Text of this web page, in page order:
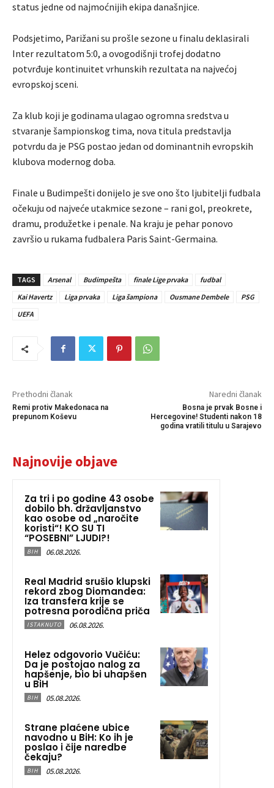
status jedne od najmoćnijih ekipa današnjice.
Podsjetimo, Parižani su prošle sezone u finalu deklasirali
Inter rezultatom 5:0, a ovogodišnji trofej dodatno
potvrđuje kontinuitet vrhunskih rezultata na najvećoj
evropskoj sceni.
Za klub koji je godinama ulagao ogromna sredstva u
stvaranje šampionskog tima, nova titula predstavlja
potvrdu da je PSG postao jedan od dominantnih evropskih
klubova modernog doba.
Finale u Budimpešti donijelo je sve ono što ljubitelji fudbala
očekuju od najveće utakmice sezone – rani gol, preokrete,
dramu, produžetke i penale. Na kraju je pehar ponovo
završio u rukama fudbalera Paris Saint-Germaina.
TAGS Arsenal Budimpešta finale Lige prvaka
fudbal
Kai Havertz
Liga prvaka Liga šampiona Ousmane Dembele
PSG
UEFA
Prethodni članak
Remi protiv Makedonaca na
prepunom Koševu
Naredni članak
Bosna je prvak Bosne i
Hercegovine! Studenti nakon 18
godina vratili titulu u Sarajevo
Najnovije objave
Za tri i po godine 43 osobe
dobilo bh. državljanstvo
kao osobe od „naročite
koristi“! KO SU TI
“POSEBNI” LJUDI?!
BIH 06.08.2026.
Real Madrid srušio klupski
rekord zbog Diomandea:
Iza transfera krije se
potresna porodična priča
ISTAKNUTO 06.08.2026.
Helez odgovorio Vučiću:
Da je postojao nalog za
hapšenje, bio bi uhapšen
u BiH
BIH 05.08.2026.
Strane plaćene ubice
navodno u BiH: Ko ih je
poslao i čije naredbe
čekaju?
BIH 05.08.2026.